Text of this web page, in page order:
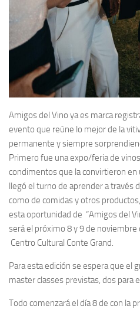
Amigos del Vino ya es marca
evento que reúne lo mejor de la
permanente y siempre
Primero fue una expo/feria de
condimentos que la convirtieron en
llegó el turno de aprender a través
como de comidas y otros
esta oportunidad de “Amigos del
será el próximo 8 y 9 de noviembre
Centro Cultural Conte Grand.
Para esta edición se espera que el
master classes previstas, dos para
Todo comenzará el día 8 de con la